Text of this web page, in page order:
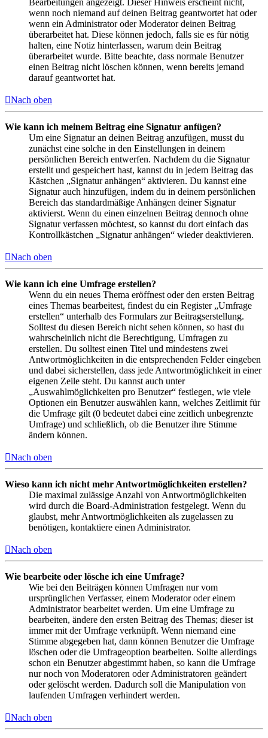
wenn noch niemand auf deinen Beitrag geantwortet hat oder
wenn ein Administrator oder Moderator deinen Beitrag
überarbeitet hat. Diese können jedoch, falls sie es für nötig
halten, eine Notiz hinterlassen, warum dein Beitrag
überarbeitet wurde. Bitte beachte, dass normale Benutzer
einen Beitrag nicht löschen können, wenn bereits jemand
darauf geantwortet hat.
Nach oben
Wie kann ich meinem Beitrag eine Signatur anfügen?
Um eine Signatur an deinen Beitrag anzufügen, musst du
zunächst eine solche in den Einstellungen in deinem
persönlichen Bereich entwerfen. Nachdem du die Signatur
erstellt und gespeichert hast, kannst du in jedem Beitrag das
Kästchen „Signatur anhängen“ aktivieren. Du kannst eine
Signatur auch hinzufügen, indem du in deinem persönlichen
Bereich das standardmäßige Anhängen deiner Signatur
aktivierst. Wenn du einen einzelnen Beitrag dennoch ohne
Signatur verfassen möchtest, so kannst du dort einfach das
Kontrollkästchen „Signatur anhängen“ wieder deaktivieren.
Nach oben
Wie kann ich eine Umfrage erstellen?
Wenn du ein neues Thema eröffnest oder den ersten Beitrag
eines Themas bearbeitest, findest du ein Register „Umfrage
erstellen“ unterhalb des Formulars zur Beitragserstellung.
Solltest du diesen Bereich nicht sehen können, so hast du
wahrscheinlich nicht die Berechtigung, Umfragen zu
erstellen. Du solltest einen Titel und mindestens zwei
Antwortmöglichkeiten in die entsprechenden Felder eingeben
und dabei sicherstellen, dass jede Antwortmöglichkeit in einer
eigenen Zeile steht. Du kannst auch unter
„Auswahlmöglichkeiten pro Benutzer“ festlegen, wie viele
Optionen ein Benutzer auswählen kann, welches Zeitlimit für
die Umfrage gilt (0 bedeutet dabei eine zeitlich unbegrenzte
Umfrage) und schließlich, ob die Benutzer ihre Stimme
ändern können.
Nach oben
Wieso kann ich nicht mehr Antwortmöglichkeiten erstellen?
Die maximal zulässige Anzahl von Antwortmöglichkeiten
wird durch die Board-Administration festgelegt. Wenn du
glaubst, mehr Antwortmöglichkeiten als zugelassen zu
benötigen, kontaktiere einen Administrator.
Nach oben
Wie bearbeite oder lösche ich eine Umfrage?
Wie bei den Beiträgen können Umfragen nur vom
ursprünglichen Verfasser, einem Moderator oder einem
Administrator bearbeitet werden. Um eine Umfrage zu
bearbeiten, ändere den ersten Beitrag des Themas; dieser ist
immer mit der Umfrage verknüpft. Wenn niemand eine
Stimme abgegeben hat, dann können Benutzer die Umfrage
löschen oder die Umfrageoption bearbeiten. Sollte allerdings
schon ein Benutzer abgestimmt haben, so kann die Umfrage
nur noch von Moderatoren oder Administratoren geändert
oder gelöscht werden. Dadurch soll die Manipulation von
laufenden Umfragen verhindert werden.
Nach oben